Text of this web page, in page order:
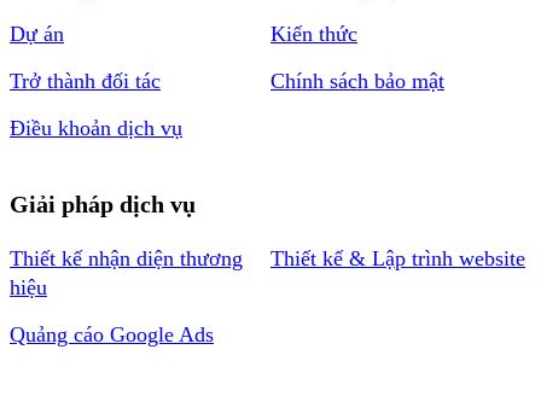
Dự án
Kiến thức
Trở thành đối tác
Chính sách bảo mật
Điều khoản dịch vụ
Giải pháp dịch vụ
Thiết kế nhận diện thương
hiệu
Thiết kế & Lập trình website
Quảng cáo Google Ads